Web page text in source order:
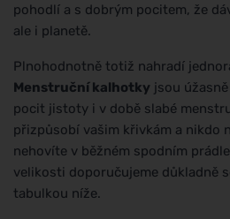
pohodlí a s dobrým pocitem, že
ale i planetě.
Plnohodnotně totiž nahradí
Menstruční kalhotky jsou
pocit jistoty i v době slabé
přizpůsobí vašim křivkám a nikdo
nehovíte v běžném spodním
velikosti doporučujeme důkladně
tabulkou níže.